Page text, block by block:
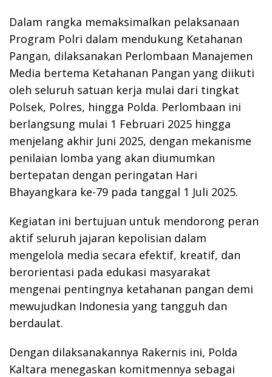
Dalam rangka memaksimalkan pelaksanaan
Program Polri dalam mendukung Ketahanan
Pangan, dilaksanakan Perlombaan Manajemen
Media bertema Ketahanan Pangan yang diikuti
oleh seluruh satuan kerja mulai dari tingkat
Polsek, Polres, hingga Polda. Perlombaan ini
berlangsung mulai 1 Februari 2025 hingga
menjelang akhir Juni 2025, dengan mekanisme
penilaian lomba yang akan diumumkan
bertepatan dengan peringatan Hari
Bhayangkara ke-79 pada tanggal 1 Juli 2025.
Kegiatan ini bertujuan untuk mendorong peran
aktif seluruh jajaran kepolisian dalam
mengelola media secara efektif, kreatif, dan
berorientasi pada edukasi masyarakat
mengenai pentingnya ketahanan pangan demi
mewujudkan Indonesia yang tangguh dan
berdaulat.
Dengan dilaksanakannya Rakernis ini, Polda
Kaltara menegaskan komitmennya sebagai